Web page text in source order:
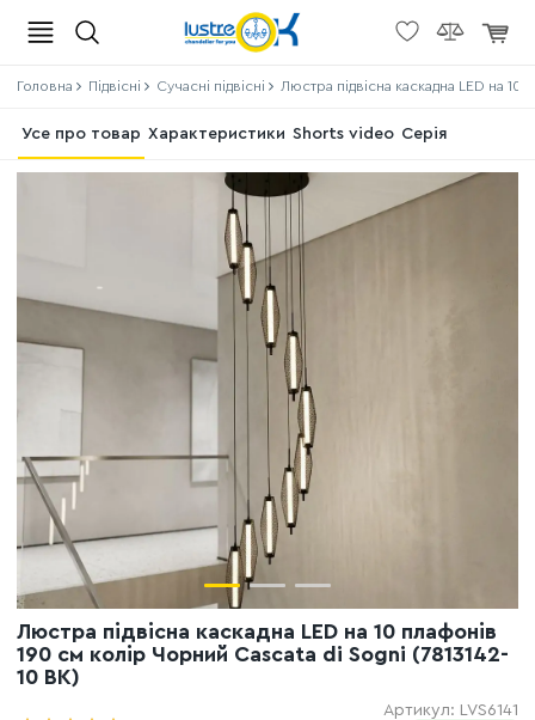
Головна Підвісні Сучасні підвісні Люстра підвісна каскадна LED на
Усе про товар Характеристики Shorts video Серія
Люстра підвісна каскадна LED на 10 плафонів
190 см колір Чорний Cascata di Sogni (7813142-
10 BK)
Артикул: LVS6141